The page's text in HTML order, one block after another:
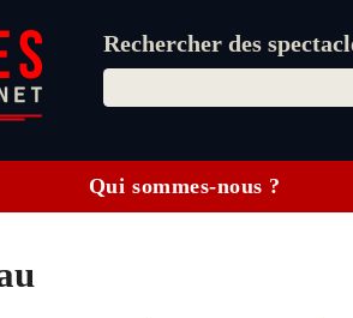
Rechercher des
Qui sommes-nous ?